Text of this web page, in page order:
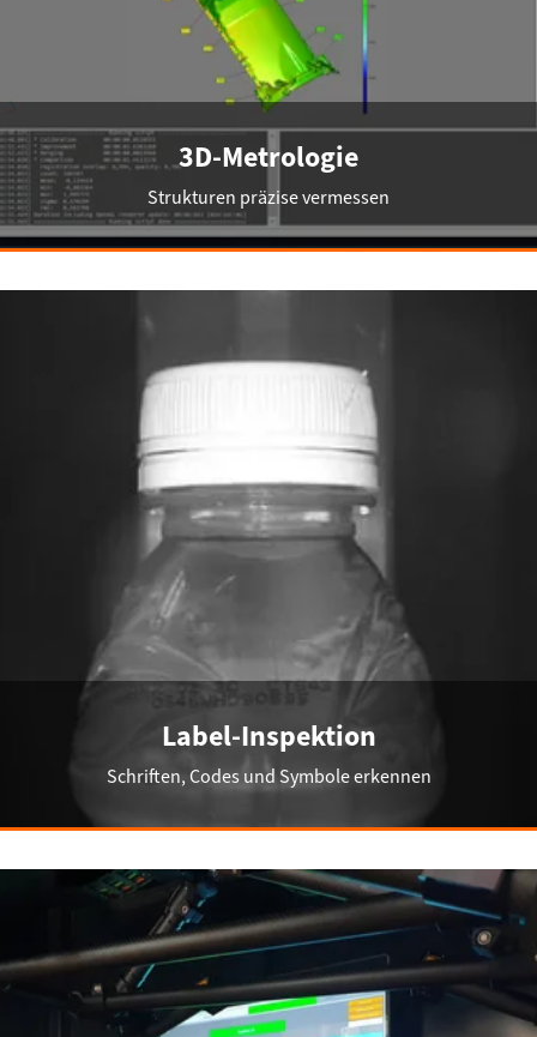
3D-Metrologie
Strukturen präzise vermessen
Label-Inspektion
Schriften, Codes und Symbole erkennen